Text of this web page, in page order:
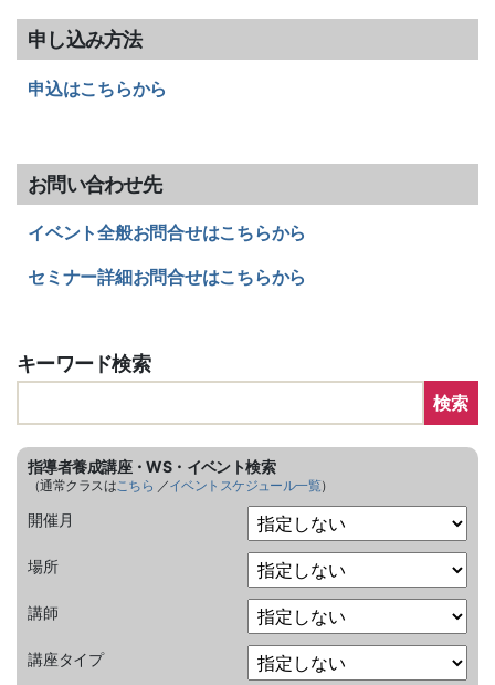
申し込み方法
申込はこちらから
お問い合わせ先
イベント全般お問合せはこちらから
セミナー詳細お問合せはこちらから
キーワード検索
検索
指導者養成講座・WS・イベント検索
（通常クラスはこちら ／イベントスケジュール一覧）
開催月
場所
講師
講座タイプ